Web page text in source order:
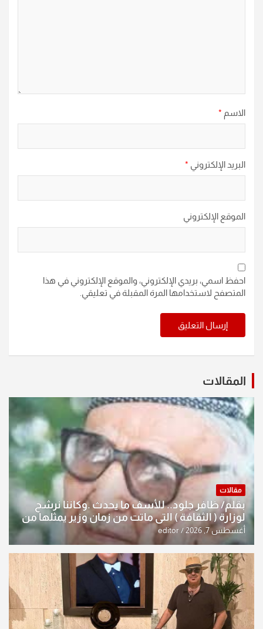
الاسم *
البريد الإلكتروني *
الموقع الإلكتروني
احفظ اسمي، بريدي الإلكتروني، والموقع الإلكتروني في هذا
المتصفح لاستخدامها المرة المقبلة في تعليقي.
المقالات
مقالات
بقلم/ ظافر جلود.. للأسف ما يحدث .وكاننا نرشح
لوزارة ( الثقافة ) التي ماتت من زمان وزير يمثلها من
النخبة والإرث العظيم للثقافة العراقية..
أغسطس 7, 2026 editor